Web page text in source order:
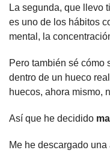
La segunda, que llevo
es uno de los hábitos
mental, la
Pero también sé cómo
dentro de un hueco
huecos, ahora mismo,
Así que he decidido
Me he descargado